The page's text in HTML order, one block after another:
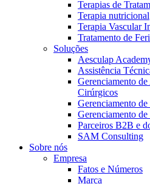
Terapias de
Terapia nutricional
Terapia Vascular
Tratamento de
Soluções
Aesculap
Assistência
Gerenciamento
Cirúrgicos
Gerenciamento
Gerenciamento
Parceiros B2B e
SAM Consulting
Sobre nós
Empresa
Fatos e Números
Marca